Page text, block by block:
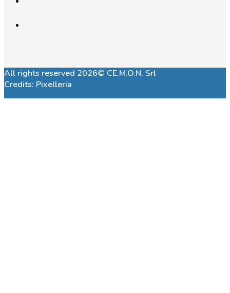
All rights reserved 2026© CE.M.O.N. Srl
Credits: Pixelleria